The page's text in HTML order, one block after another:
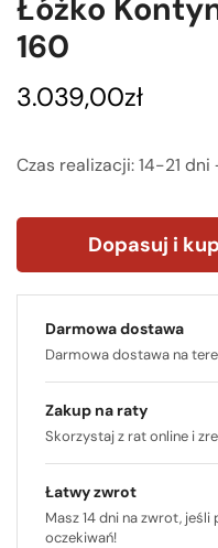
Łóżko
160
3.039,00zł
Czas realizacji: 14-21
Dopasuj i kup
Darmowa dostawa
Darmowa dostawa na
Zakup na raty
Skorzystaj z rat online i
Łatwy zwrot
Masz 14 dni na zwrot,
oczekiwań!